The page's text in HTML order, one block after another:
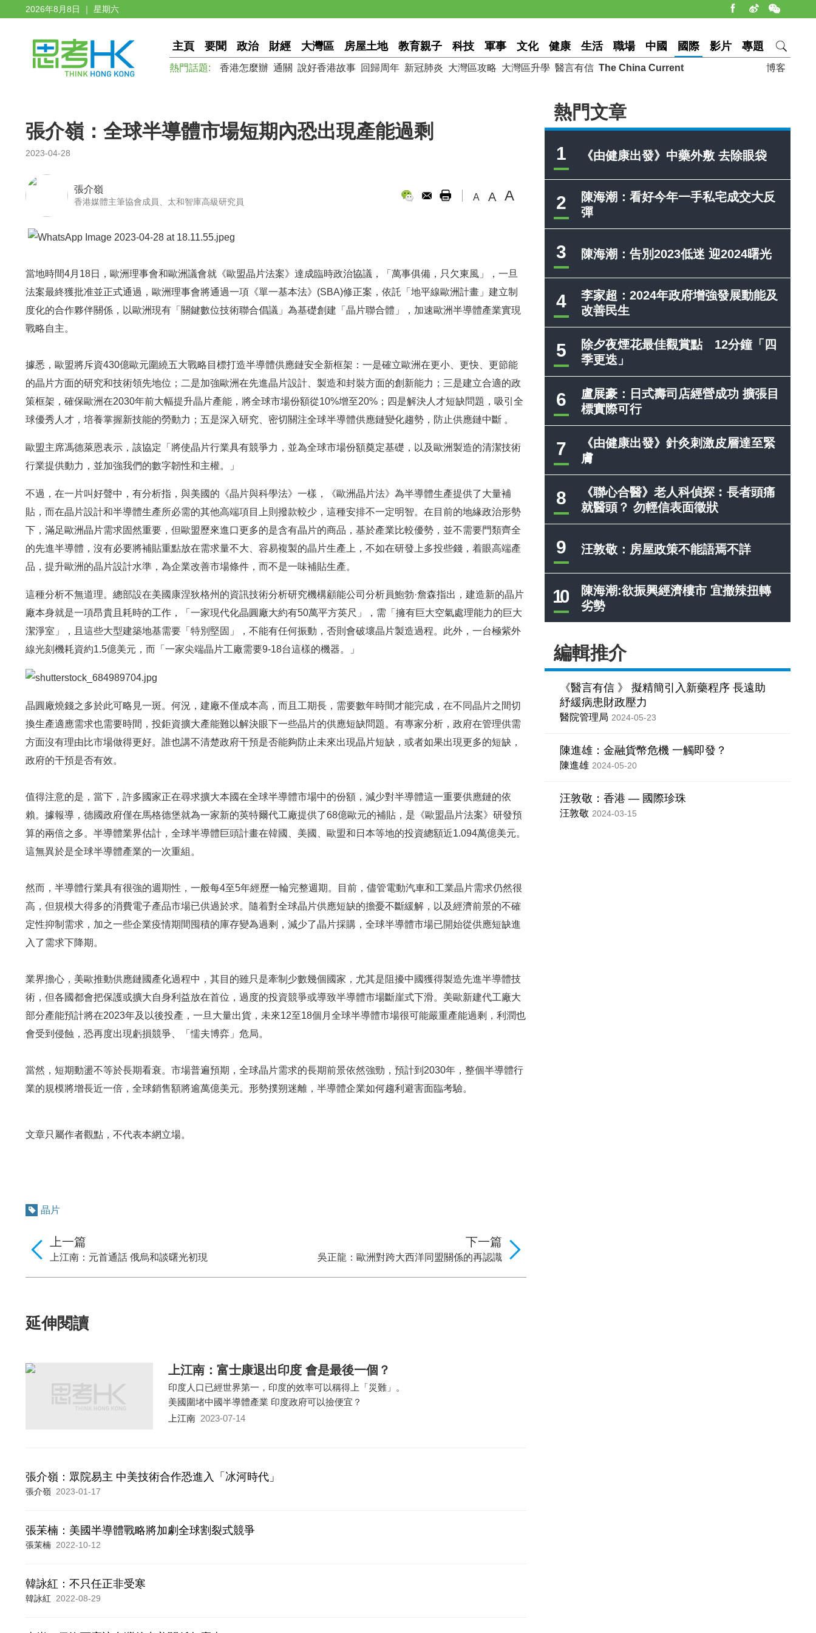
2026年8月8日 ｜ 星期六
主頁 要聞 政治 財經 大灣區 房屋土地 教育親子 科技 軍事 文化 健康 生活 職場 中國 國際 影片 專題
博客
熱門話題: 香港怎麼辦 通關 說好香港故事 回歸周年 新冠肺炎 大灣區攻略 大灣區升學 醫言有信 The China Current
熱門文章
1 《由健康出發》中藥外敷 去除眼袋
2
陳海潮：看好今年一手私宅成交大反
彈
3 陳海潮：告別2023低迷 迎2024曙光
4
李家超：2024年政府增強發展動能及
改善民生
5
除夕夜煙花最佳觀賞點 12分鐘「四
季更迭」
6
盧展豪：日式壽司店經營成功 擴張目
標實際可行
7
《由健康出發》針灸刺激皮層達至緊
膚
8
《聯心合醫》老人科偵探︰長者頭痛
就醫頭？ 勿輕信表面徵狀
9 汪敦敬：房屋政策不能語焉不詳
10
陳海潮:欲振興經濟樓市 宜撤辣扭轉
劣勢
編輯推介
《醫言有信 》 擬精簡引入新藥程序 長遠助
紓緩病患財政壓力
醫院管理局 2024-05-23
陳進雄：金融貨幣危機 一觸即發？
陳進雄 2024-05-20
汪敦敬：香港 — 國際珍珠
汪敦敬 2024-03-15
張介嶺：全球半導體市場短期內恐出現產能過剩
2023-04-28
張介嶺
香港媒體主筆協會成員、太和智庫高級研究員 A A A
當地時間4月18日，歐洲理事會和歐洲議會就《歐盟晶片法案》達成臨時政治協議，「萬事俱備，只欠東風」，一旦
法案最終獲批准並正式通過，歐洲理事會將通過一項《單一基本法》(SBA)修正案，依託「地平線歐洲計畫」建立制
度化的合作夥伴關係，以歐洲現有「關鍵數位技術聯合倡議」為基礎創建「晶片聯合體」，加速歐洲半導體產業實現
戰略自主。
據悉，歐盟將斥資430億歐元圍繞五大戰略目標打造半導體供應鏈安全新框架：一是確立歐洲在更小、更快、更節能
的晶片方面的研究和技術領先地位；二是加強歐洲在先進晶片設計、製造和封裝方面的創新能力；三是建立合適的政
策框架，確保歐洲在2030年前大幅提升晶片產能，將全球市場份額從10%增至20%；四是解決人才短缺問題，吸引全
球優秀人才，培養掌握新技能的勞動力；五是深入研究、密切關注全球半導體供應鏈變化趨勢，防止供應鏈中斷 。
歐盟主席馮德萊恩表示，該協定「將使晶片行業具有競爭力，並為全球市場份額奠定基礎，以及歐洲製造的清潔技術
行業提供動力，並加強我們的數字韌性和主權。」
不過，在一片叫好聲中，有分析指，與美國的《晶片與科學法》一樣，《歐洲晶片法》為半導體生產提供了大量補
貼，而在晶片設計和半導體生產所必需的其他高端項目上則撥款較少，這種安排不一定明智。在目前的地緣政治形勢
下，滿足歐洲晶片需求固然重要，但歐盟歷來進口更多的是含有晶片的商品，基於產業比較優勢，並不需要門類齊全
的先進半導體，沒有必要將補貼重點放在需求量不大、容易複製的晶片生產上，不如在研發上多投些錢，着眼高端產
品，提升歐洲的晶片設計水準，為企業改善市場條件，而不是一味補貼生產。
這種分析不無道理。總部設在美國康涅狄格州的資訊技術分析研究機構顧能公司分析員鮑勃·詹森指出，建造新的晶片
廠本身就是一項昂貴且耗時的工作，「一家現代化晶圓廠大約有50萬平方英尺」，需「擁有巨大空氣處理能力的巨大
潔淨室」，且這些大型建築地基需要「特別堅固」，不能有任何振動，否則會破壞晶片製造過程。此外，一台極紫外
線光刻機耗資約1.5億美元，而「一家尖端晶片工廠需要9-18台這樣的機器。」
晶圓廠燒錢之多於此可略見一斑。何況，建廠不僅成本高，而且工期長，需要數年時間才能完成，在不同晶片之間切
換生產適應需求也需要時間，投鉅資擴大產能難以解決眼下一些晶片的供應短缺問題。有專家分析，政府在管理供需
方面沒有理由比市場做得更好。誰也講不清楚政府干預是否能夠防止未來出現晶片短缺，或者如果出現更多的短缺，
政府的干預是否有效。
值得注意的是，當下，許多國家正在尋求擴大本國在全球半導體市場中的份額，減少對半導體這一重要供應鏈的依
賴。據報導，德國政府僅在馬格德堡就為一家新的英特爾代工廠提供了68億歐元的補貼，是《歐盟晶片法案》研發預
算的兩倍之多。半導體業界估計，全球半導體巨頭計畫在韓國、美國、歐盟和日本等地的投資總額近1.094萬億美元。
這無異於是全球半導體產業的一次重組。
然而，半導體行業具有很強的週期性，一般每4至5年經歷一輪完整週期。目前，儘管電動汽車和工業晶片需求仍然很
高，但規模大得多的消費電子產品市場已供過於求。隨着對全球晶片供應短缺的擔憂不斷緩解，以及經濟前景的不確
定性抑制需求，加之一些企業疫情期間囤積的庫存變為過剩，減少了晶片採購，全球半導體市場已開始從供應短缺進
入了需求下降期。
業界擔心，美歐推動供應鏈國產化過程中，其目的雖只是牽制少數幾個國家，尤其是阻擾中國獲得製造先進半導體技
術，但各國都會把保護或擴大自身利益放在首位，過度的投資競爭或導致半導體市場斷崖式下滑。美歐新建代工廠大
部分產能預計將在2023年及以後投產，一旦大量出貨，未來12至18個月全球半導體市場很可能嚴重產能過剩，利潤也
會受到侵蝕，恐再度出現虧損競爭、「懦夫博弈」危局。
當然，短期動盪不等於長期看衰。市場普遍預期，全球晶片需求的長期前景依然強勁，預計到2030年，整個半導體行
業的規模將增長近一倍，全球銷售額將逾萬億美元。形勢撲朔迷離，半導體企業如何趨利避害面臨考驗。
文章只屬作者觀點，不代表本網立場。
晶片
下一篇
吳正龍：歐洲對跨大西洋同盟關係的再認識
上一篇
上江南：元首通話 俄烏和談曙光初現
延伸閱讀
上江南：富士康退出印度 會是最後一個？
印度人口已經世界第一，印度的效率可以稱得上「災難」。
美國圍堵中國半導體產業 印度政府可以撿便宜？
上江南 2023-07-14
張介嶺：眾院易主 中美技術合作恐進入「冰河時代」
張介嶺 2023-01-17
張苿楠：美國半導體戰略將加劇全球割裂式競爭
張茉楠 2022-10-12
韓詠紅：不只任正非受寒
韓詠紅 2022-08-29